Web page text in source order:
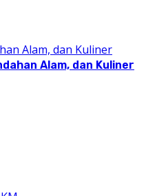
Alam, dan Kuliner